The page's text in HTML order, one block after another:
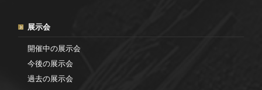
展示会
開催中の展示会
今後の展示会
過去の展示会